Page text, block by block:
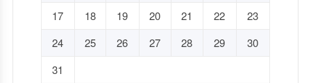
17
18 19 20 21 22
23
24
25 26 27 28 29
30
31